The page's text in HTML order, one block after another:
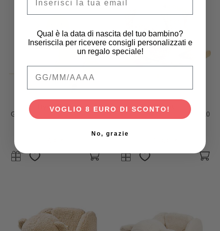
Tryco Baby
Giocattolo da Trainare in Legno
Nattou
Gioco a Dondolo Elefante - +10
Qual è la data di nascita del tuo bambino?
Inseriscila per ricevere consigli personalizzati e
un regalo speciale!
VOGLIO 8 EURO DI SCONTO!
No, grazie